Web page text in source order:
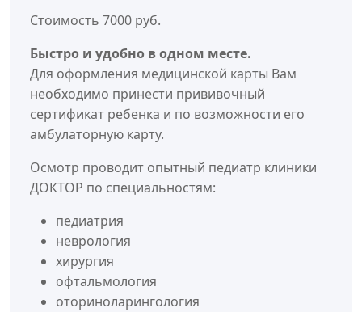
Стоимость 7000 руб.
Быстро и удобно в одном месте.
Для оформления медицинской карты Вам
необходимо принести прививочный
сертификат ребенка и по возможности его
амбулаторную карту.
Осмотр проводит опытный педиатр клиники
ДОКТОР по специальностям:
педиатрия
неврология
хирургия
офтальмология
оториноларингология